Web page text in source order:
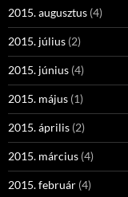
2015. augusztus (4)
2015. július (2)
2015. június (4)
2015. május (1)
2015. április (2)
2015. március (4)
2015. február (4)